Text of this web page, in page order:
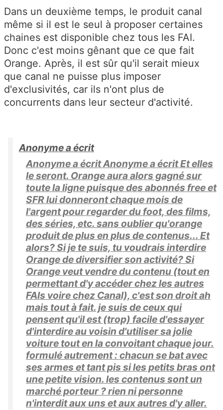
Dans un deuxième temps, le produit canal
même si il est le seul à proposer certaines
chaines est disponible chez tous les FAI.
Donc c'est moins gênant que ce que fait
Orange. Après, il est sûr qu'il serait mieux
que canal ne puisse plus imposer
d'exclusivités, car ils n'ont plus de
concurrents dans leur secteur d'activité.
Anonyme a écrit
Anonyme a écrit Anonyme a écrit Et elles
le seront. Orange aura alors gagné sur
toute la ligne puisque des abonnés free et
SFR lui donneront chaque mois de
l'argent pour regarder du foot, des films,
des séries, etc. sans oublier qu'orange
produit de plus en plus de contenus... Et
alors? Si je te suis, tu voudrais interdire
Orange de diversifier son activité? Si
Orange veut vendre du contenu (tout en
permettant d'y accéder chez les autres
FAIs voire chez Canal), c'est son droit ah
mais tout à fait. je suis de ceux qui
pensent qu'il est (trop) facile d'essayer
d'interdire au voisin d'utiliser sa jolie
voiture tout en la convoitant chaque jour.
formulé autrement : chacun se bat avec
ses armes et tant pis si les petits bras ont
une petite vision. les contenus sont un
marché porteur ? rien ni personne
n'interdit aux uns et aux autres d'y aller.